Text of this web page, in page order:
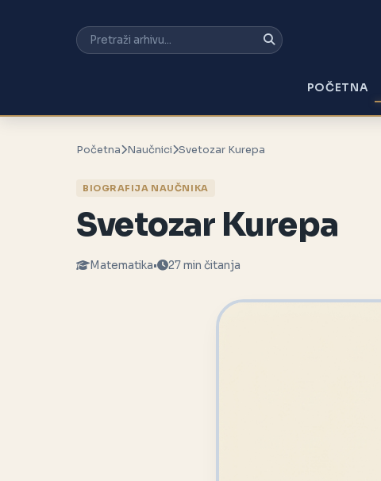
POČETNA
Početna Naučnici Svetozar Kurepa
BIOGRAFIJA NAUČNIKA
Svetozar Kurepa
Matematika• 27 min čitanja